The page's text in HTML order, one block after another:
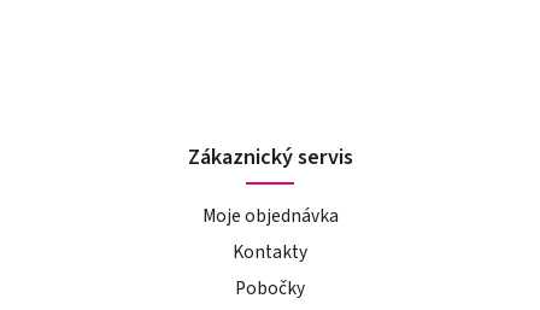
Zákaznický servis
Moje objednávka
Kontakty
Pobočky